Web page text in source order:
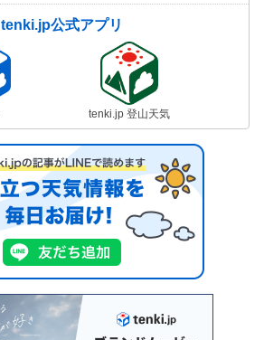
tenki.jp公式アプリ
tenki.jp 登山天気